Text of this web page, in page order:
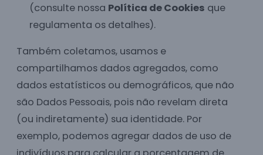
(consulte nossa Política de Cookies que
regulamenta os detalhes).
Também coletamos, usamos e
compartilhamos dados agregados, como
dados estatísticos ou demográficos, que não
são Dados Pessoais, pois não revelam direta
(ou indiretamente) sua identidade. Por
exemplo, podemos agregar dados de uso de